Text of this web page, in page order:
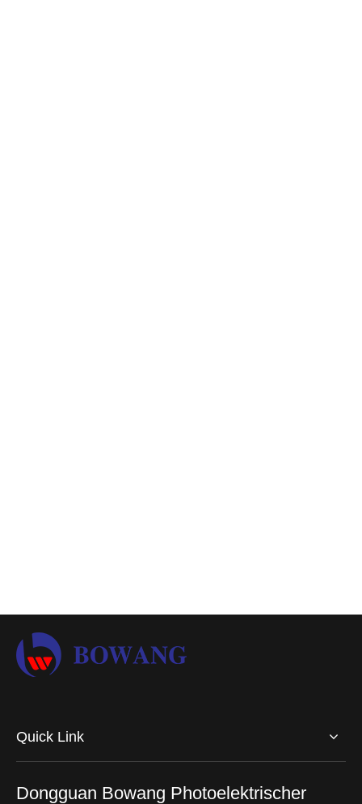
Quick Link
Dongguan Bowang Photoelektrischer